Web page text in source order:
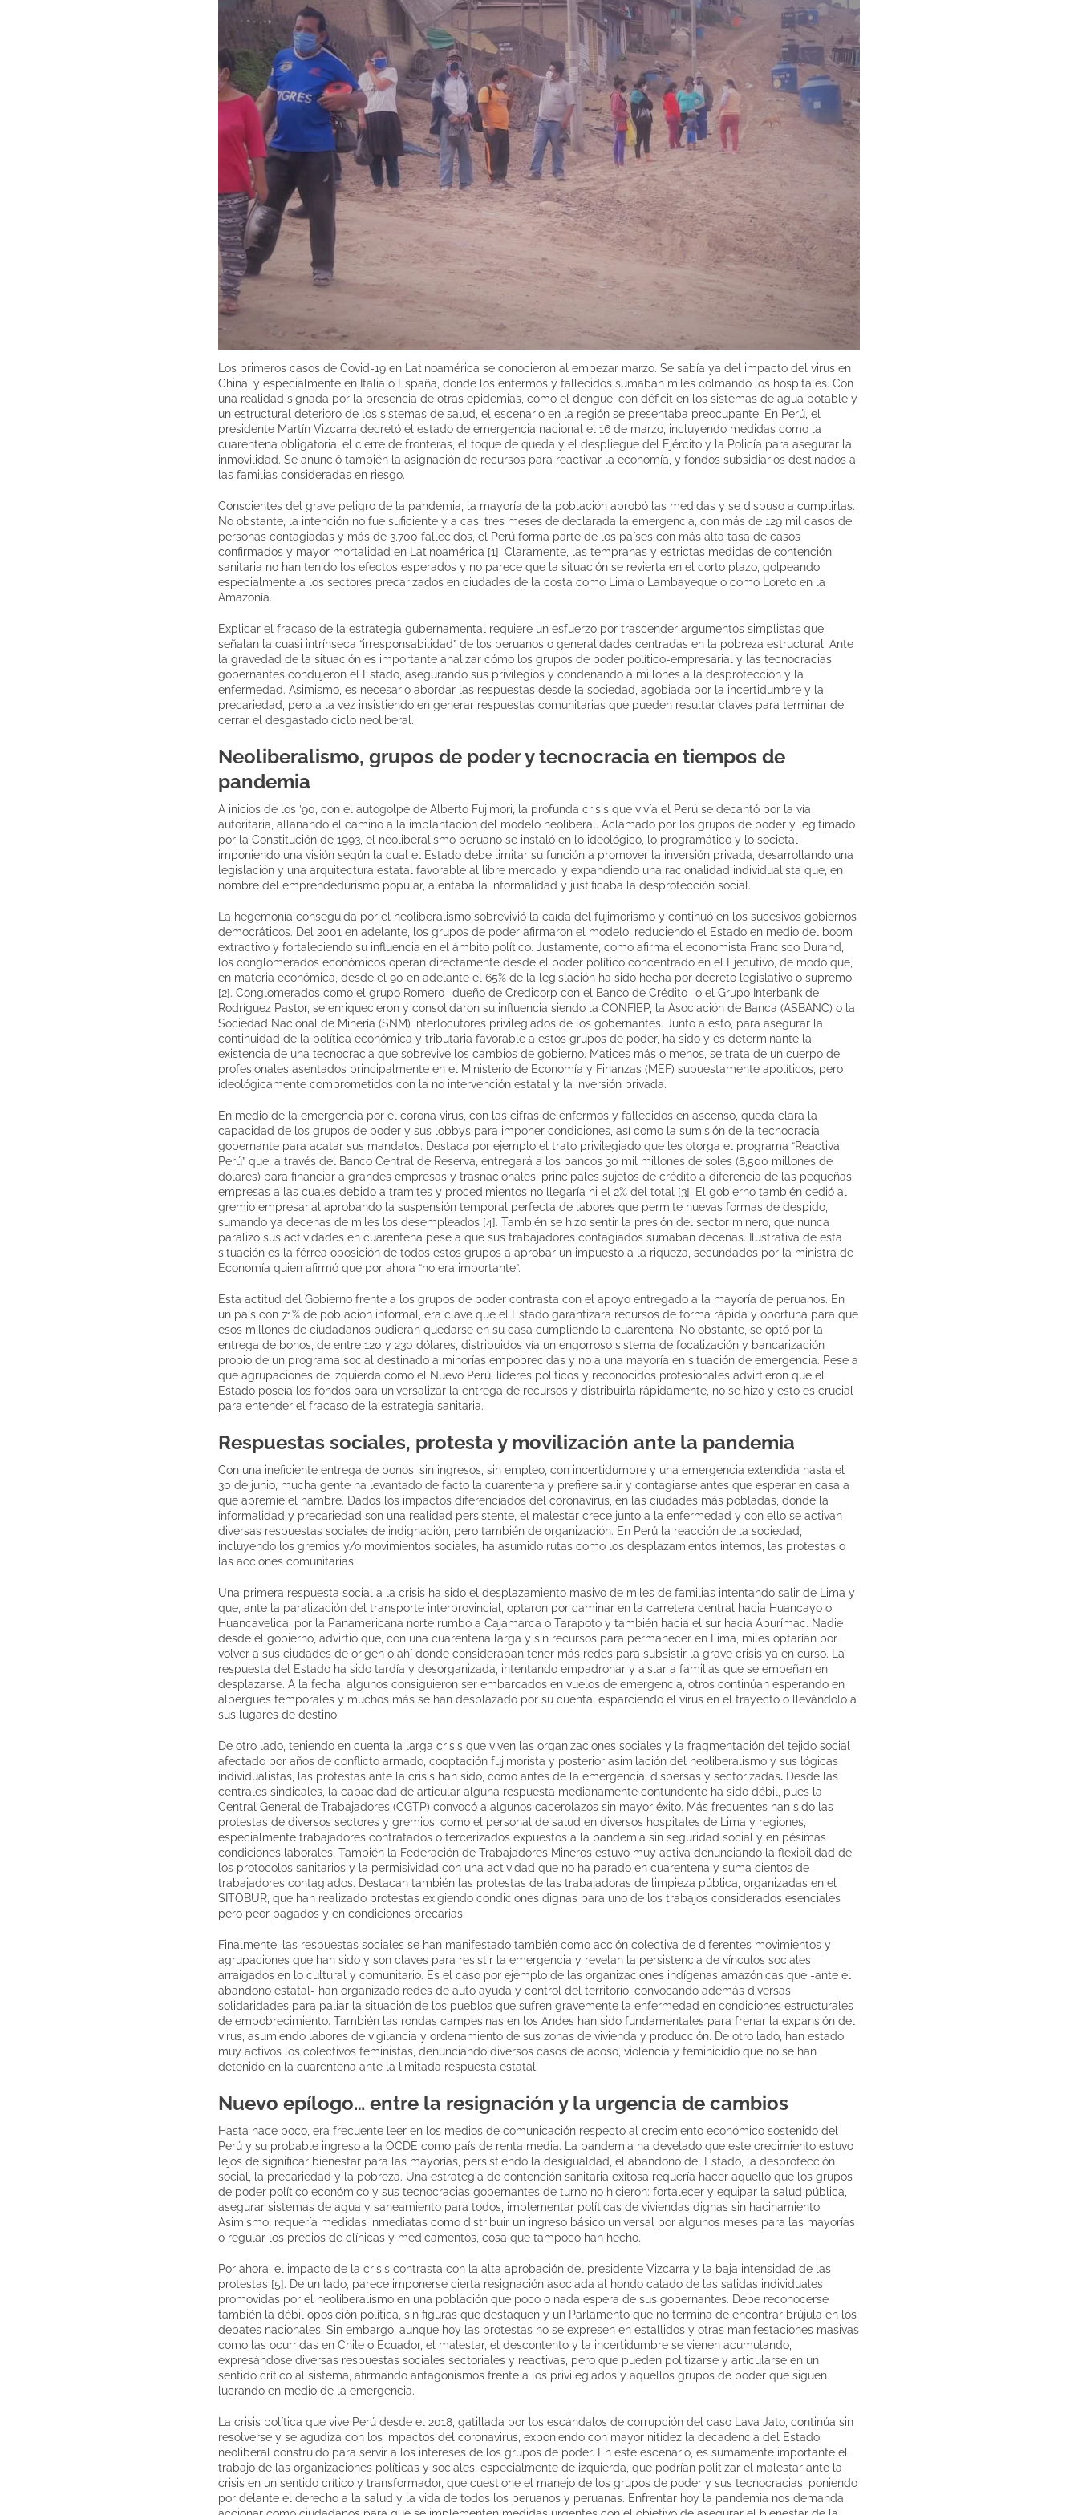
Los primeros casos de Covid-19 en Latinoamérica se conocieron al empezar marzo. Se sabía ya del impacto del virus en
China, y especialmente en Italia o España, donde los enfermos y fallecidos sumaban miles colmando los hospitales. Con
una realidad signada por la presencia de otras epidemias, como el dengue, con déficit en los sistemas de agua potable y
un estructural deterioro de los sistemas de salud, el escenario en la región se presentaba preocupante. En Perú, el
presidente Martín Vizcarra decretó el estado de emergencia nacional el 16 de marzo, incluyendo medidas como la
cuarentena obligatoria, el cierre de fronteras, el toque de queda y el despliegue del Ejército y la Policía para asegurar la
inmovilidad. Se anunció también la asignación de recursos para reactivar la economía, y fondos subsidiarios destinados a
las familias consideradas en riesgo.
Conscientes del grave peligro de la pandemia, la mayoría de la población aprobó las medidas y se dispuso a cumplirlas.
No obstante, la intención no fue suficiente y a casi tres meses de declarada la emergencia, con más de 129 mil casos de
personas contagiadas y más de 3.700 fallecidos, el Perú forma parte de los países con más alta tasa de casos
confirmados y mayor mortalidad en Latinoamérica [1]. Claramente, las tempranas y estrictas medidas de contención
sanitaria no han tenido los efectos esperados y no parece que la situación se revierta en el corto plazo, golpeando
especialmente a los sectores precarizados en ciudades de la costa como Lima o Lambayeque o como Loreto en la
Amazonía.
Explicar el fracaso de la estrategia gubernamental requiere un esfuerzo por trascender argumentos simplistas que
señalan la cuasi intrínseca “irresponsabilidad” de los peruanos o generalidades centradas en la pobreza estructural. Ante
la gravedad de la situación es importante analizar cómo los grupos de poder político-empresarial y las tecnocracias
gobernantes condujeron el Estado, asegurando sus privilegios y condenando a millones a la desprotección y la
enfermedad. Asimismo, es necesario abordar las respuestas desde la sociedad, agobiada por la incertidumbre y la
precariedad, pero a la vez insistiendo en generar respuestas comunitarias que pueden resultar claves para terminar de
cerrar el desgastado ciclo neoliberal.
Neoliberalismo, grupos de poder y tecnocracia en tiempos de
pandemia
A inicios de los ’90, con el autogolpe de Alberto Fujimori, la profunda crisis que vivía el Perú se decantó por la vía
autoritaria, allanando el camino a la implantación del modelo neoliberal. Aclamado por los grupos de poder y legitimado
por la Constitución de 1993, el neoliberalismo peruano se instaló en lo ideológico, lo programático y lo societal
imponiendo una visión según la cual el Estado debe limitar su función a promover la inversión privada, desarrollando una
legislación y una arquitectura estatal favorable al libre mercado, y expandiendo una racionalidad individualista que, en
nombre del emprendedurismo popular, alentaba la informalidad y justificaba la desprotección social.
La hegemonía conseguida por el neoliberalismo sobrevivió la caída del fujimorismo y continuó en los sucesivos gobiernos
democráticos. Del 2001 en adelante, los grupos de poder afirmaron el modelo, reduciendo el Estado en medio del boom
extractivo y fortaleciendo su influencia en el ámbito político. Justamente, como afirma el economista Francisco Durand,
los conglomerados económicos operan directamente desde el poder político concentrado en el Ejecutivo, de modo que,
en materia económica, desde el 90 en adelante el 65% de la legislación ha sido hecha por decreto legislativo o supremo
[2]. Conglomerados como el grupo Romero -dueño de Credicorp con el Banco de Crédito- o el Grupo Interbank de
Rodríguez Pastor, se enriquecieron y consolidaron su influencia siendo la CONFIEP, la Asociación de Banca (ASBANC) o la
Sociedad Nacional de Minería (SNM) interlocutores privilegiados de los gobernantes. Junto a esto, para asegurar la
continuidad de la política económica y tributaria favorable a estos grupos de poder, ha sido y es determinante la
existencia de una tecnocracia que sobrevive los cambios de gobierno. Matices más o menos, se trata de un cuerpo de
profesionales asentados principalmente en el Ministerio de Economía y Finanzas (MEF) supuestamente apolíticos, pero
ideológicamente comprometidos con la no intervención estatal y la inversión privada.
En medio de la emergencia por el corona virus, con las cifras de enfermos y fallecidos en ascenso, queda clara la
capacidad de los grupos de poder y sus lobbys para imponer condiciones, así como la sumisión de la tecnocracia
gobernante para acatar sus mandatos. Destaca por ejemplo el trato privilegiado que les otorga el programa “Reactiva
Perú” que, a través del Banco Central de Reserva, entregará a los bancos 30 mil millones de soles (8,500 millones de
dólares) para financiar a grandes empresas y trasnacionales, principales sujetos de crédito a diferencia de las pequeñas
empresas a las cuales debido a tramites y procedimientos no llegaría ni el 2% del total [3]. El gobierno también cedió al
gremio empresarial aprobando la suspensión temporal perfecta de labores que permite nuevas formas de despido,
sumando ya decenas de miles los desempleados [4]. También se hizo sentir la presión del sector minero, que nunca
paralizó sus actividades en cuarentena pese a que sus trabajadores contagiados sumaban decenas. Ilustrativa de esta
situación es la férrea oposición de todos estos grupos a aprobar un impuesto a la riqueza, secundados por la ministra de
Economía quien afirmó que por ahora “no era importante”.
Esta actitud del Gobierno frente a los grupos de poder contrasta con el apoyo entregado a la mayoría de peruanos. En
un país con 71% de población informal, era clave que el Estado garantizara recursos de forma rápida y oportuna para que
esos millones de ciudadanos pudieran quedarse en su casa cumpliendo la cuarentena. No obstante, se optó por la
entrega de bonos, de entre 120 y 230 dólares, distribuidos vía un engorroso sistema de focalización y bancarización
propio de un programa social destinado a minorías empobrecidas y no a una mayoría en situación de emergencia. Pese a
que agrupaciones de izquierda como el Nuevo Perú, líderes políticos y reconocidos profesionales advirtieron que el
Estado poseía los fondos para universalizar la entrega de recursos y distribuirla rápidamente, no se hizo y esto es crucial
para entender el fracaso de la estrategia sanitaria.
Respuestas sociales, protesta y movilización ante la pandemia
Con una ineficiente entrega de bonos, sin ingresos, sin empleo, con incertidumbre y una emergencia extendida hasta el
30 de junio, mucha gente ha levantado de facto la cuarentena y prefiere salir y contagiarse antes que esperar en casa a
que apremie el hambre. Dados los impactos diferenciados del coronavirus, en las ciudades más pobladas, donde la
informalidad y precariedad son una realidad persistente, el malestar crece junto a la enfermedad y con ello se activan
diversas respuestas sociales de indignación, pero también de organización. En Perú la reacción de la sociedad,
incluyendo los gremios y/o movimientos sociales, ha asumido rutas como los desplazamientos internos, las protestas o
las acciones comunitarias.
Una primera respuesta social a la crisis ha sido el desplazamiento masivo de miles de familias intentando salir de Lima y
que, ante la paralización del transporte interprovincial, optaron por caminar en la carretera central hacia Huancayo o
Huancavelica, por la Panamericana norte rumbo a Cajamarca o Tarapoto y también hacia el sur hacia Apurímac. Nadie
desde el gobierno, advirtió que, con una cuarentena larga y sin recursos para permanecer en Lima, miles optarían por
volver a sus ciudades de origen o ahí donde consideraban tener más redes para subsistir la grave crisis ya en curso. La
respuesta del Estado ha sido tardía y desorganizada, intentando empadronar y aislar a familias que se empeñan en
desplazarse. A la fecha, algunos consiguieron ser embarcados en vuelos de emergencia, otros continúan esperando en
albergues temporales y muchos más se han desplazado por su cuenta, esparciendo el virus en el trayecto o llevándolo a
sus lugares de destino.
De otro lado, teniendo en cuenta la larga crisis que viven las organizaciones sociales y la fragmentación del tejido social
afectado por años de conflicto armado, cooptación fujimorista y posterior asimilación del neoliberalismo y sus lógicas
individualistas, las protestas ante la crisis han sido, como antes de la emergencia, dispersas y sectorizadas. Desde las
centrales sindicales, la capacidad de articular alguna respuesta medianamente contundente ha sido débil, pues la
Central General de Trabajadores (CGTP) convocó a algunos cacerolazos sin mayor éxito. Más frecuentes han sido las
protestas de diversos sectores y gremios, como el personal de salud en diversos hospitales de Lima y regiones,
especialmente trabajadores contratados o tercerizados expuestos a la pandemia sin seguridad social y en pésimas
condiciones laborales. También la Federación de Trabajadores Mineros estuvo muy activa denunciando la flexibilidad de
los protocolos sanitarios y la permisividad con una actividad que no ha parado en cuarentena y suma cientos de
trabajadores contagiados. Destacan también las protestas de las trabajadoras de limpieza pública, organizadas en el
SITOBUR, que han realizado protestas exigiendo condiciones dignas para uno de los trabajos considerados esenciales
pero peor pagados y en condiciones precarias.
Finalmente, las respuestas sociales se han manifestado también como acción colectiva de diferentes movimientos y
agrupaciones que han sido y son claves para resistir la emergencia y revelan la persistencia de vínculos sociales
arraigados en lo cultural y comunitario. Es el caso por ejemplo de las organizaciones indígenas amazónicas que -ante el
abandono estatal- han organizado redes de auto ayuda y control del territorio, convocando además diversas
solidaridades para paliar la situación de los pueblos que sufren gravemente la enfermedad en condiciones estructurales
de empobrecimiento. También las rondas campesinas en los Andes han sido fundamentales para frenar la expansión del
virus, asumiendo labores de vigilancia y ordenamiento de sus zonas de vivienda y producción. De otro lado, han estado
muy activos los colectivos feministas, denunciando diversos casos de acoso, violencia y feminicidio que no se han
detenido en la cuarentena ante la limitada respuesta estatal.
Nuevo epílogo… entre la resignación y la urgencia de cambios
Hasta hace poco, era frecuente leer en los medios de comunicación respecto al crecimiento económico sostenido del
Perú y su probable ingreso a la OCDE como país de renta media. La pandemia ha develado que este crecimiento estuvo
lejos de significar bienestar para las mayorías, persistiendo la desigualdad, el abandono del Estado, la desprotección
social, la precariedad y la pobreza. Una estrategia de contención sanitaria exitosa requería hacer aquello que los grupos
de poder político económico y sus tecnocracias gobernantes de turno no hicieron: fortalecer y equipar la salud pública,
asegurar sistemas de agua y saneamiento para todos, implementar políticas de viviendas dignas sin hacinamiento.
Asimismo, requería medidas inmediatas como distribuir un ingreso básico universal por algunos meses para las mayorías
o regular los precios de clínicas y medicamentos, cosa que tampoco han hecho.
Por ahora, el impacto de la crisis contrasta con la alta aprobación del presidente Vizcarra y la baja intensidad de las
protestas [5]. De un lado, parece imponerse cierta resignación asociada al hondo calado de las salidas individuales
promovidas por el neoliberalismo en una población que poco o nada espera de sus gobernantes. Debe reconocerse
también la débil oposición política, sin figuras que destaquen y un Parlamento que no termina de encontrar brújula en los
debates nacionales. Sin embargo, aunque hoy las protestas no se expresen en estallidos y otras manifestaciones masivas
como las ocurridas en Chile o Ecuador, el malestar, el descontento y la incertidumbre se vienen acumulando,
expresándose diversas respuestas sociales sectoriales y reactivas, pero que pueden politizarse y articularse en un
sentido crítico al sistema, afirmando antagonismos frente a los privilegiados y aquellos grupos de poder que siguen
lucrando en medio de la emergencia.
La crisis política que vive Perú desde el 2018, gatillada por los escándalos de corrupción del caso Lava Jato, continúa sin
resolverse y se agudiza con los impactos del coronavirus, exponiendo con mayor nitidez la decadencia del Estado
neoliberal construido para servir a los intereses de los grupos de poder. En este escenario, es sumamente importante el
trabajo de las organizaciones políticas y sociales, especialmente de izquierda, que podrían politizar el malestar ante la
crisis en un sentido crítico y transformador, que cuestione el manejo de los grupos de poder y sus tecnocracias, poniendo
por delante el derecho a la salud y la vida de todos los peruanos y peruanas. Enfrentar hoy la pandemia nos demanda